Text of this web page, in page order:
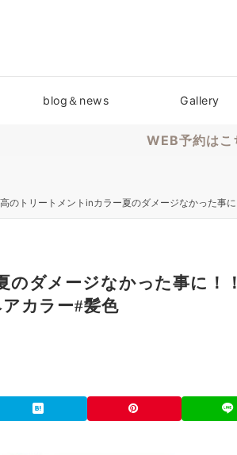
blog＆news Gallery
WEB予約はこ
のトリートメントinカラー夏のダメージなかった事
ダメージなかった事に！
カラー#髪色